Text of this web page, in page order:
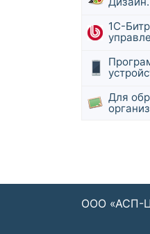
1С-
Для
ООО «АСП-